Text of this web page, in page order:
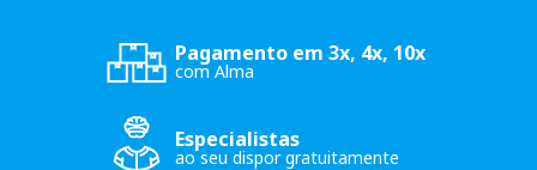
Pagamento em 3x, 4x, 10x
com Alma
Especialistas
ao seu dispor gratuitamente